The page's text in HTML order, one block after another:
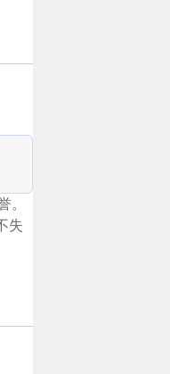
。
失